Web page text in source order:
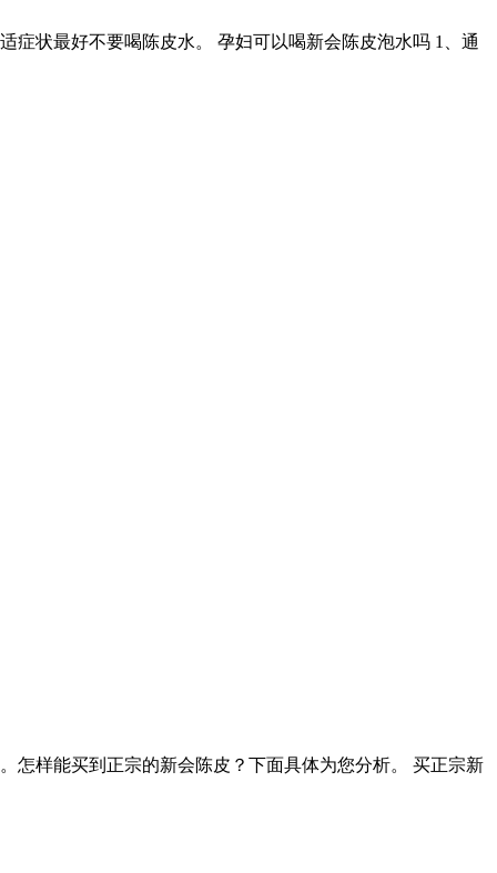
症状最好不要喝陈皮水。 孕妇可以喝新会陈皮泡水吗 1、通
怎样能买到正宗的新会陈皮？下面具体为您分析。 买正宗新